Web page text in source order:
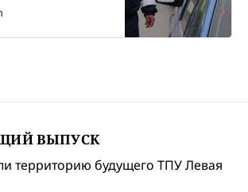
ВЫПУСК
территорию будущего ТПУ Левая